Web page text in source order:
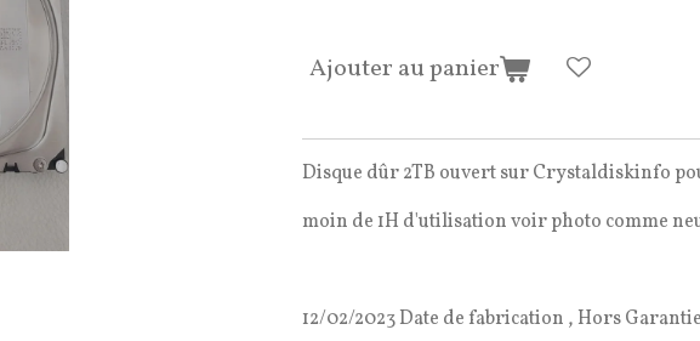
Ajouter au panier
Disque dûr 2TB ouvert sur Crystaldiskinfo
moin de 1H d'utilisation voir photo comme
12/02/2023 Date de fabrication , Hors Garantie